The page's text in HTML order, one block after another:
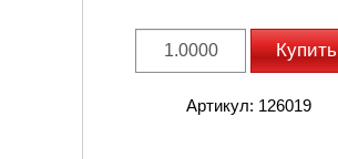
Купить
Артикул: 126019